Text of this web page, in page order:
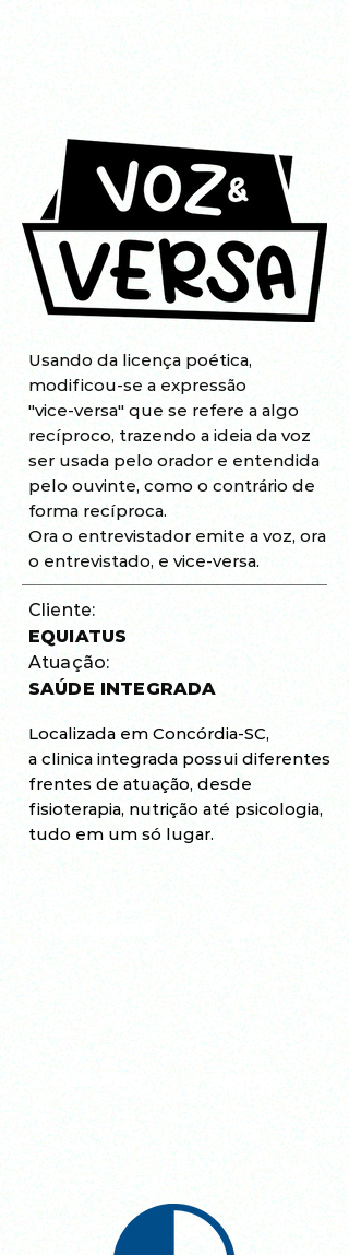
SONORO
Usando da licença poética,
modificou-se a expressão
"vice-versa" que se refere a algo
recíproco, trazendo a ideia da voz
ser usada pelo orador e entendida
pelo ouvinte, como o contrário de
forma recíproca.
Ora o entrevistador emite a voz, ora
o entrevistado, e vice-versa.
Cliente:
EQUIATUS
Atuação:
SAÚDE INTEGRADA
Localizada em Concórdia-SC,
a clinica integrada possui diferentes
frentes de atuação, desde
fisioterapia, nutrição até psicologia,
tudo em um só lugar.
EQUILÍBRIO